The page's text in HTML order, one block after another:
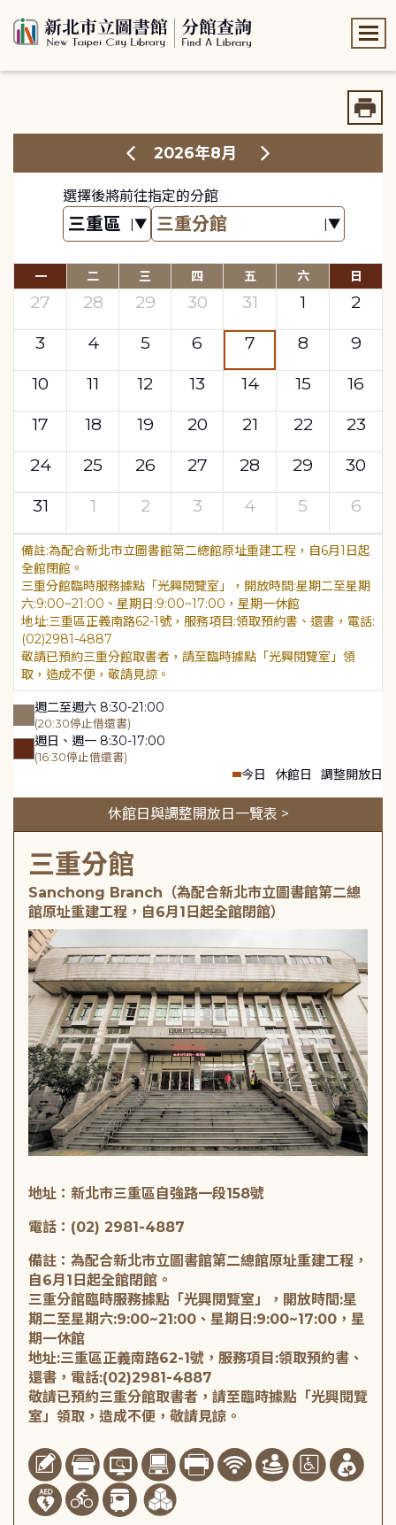
2026年8月
選擇後將前往指定的分館
一 二 三 四 五 六 日
27 28 29 30 31 1
2
3
4 5 6 7 8
9
10
11 12 13 14 15
16
17
18 19 20 21 22
23
24
25 26 27 28 29
30
31
1 2 3 4 5 6
為配合新北市立圖書館第二總館原址重建工程，自6月1日起
全館閉館。
三重分館臨時服務據點「光興閱覽室」，開放時間:星期二至星期
六:9:00~21:00、星期日:9:00~17:00，星期一休館
地址:三重區正義南路62-1號，服務項目:領取預約書、還書，電話:
(02)2981-4887
敬請已預約三重分館取書者，請至臨時據點「光興閱覽室」領
取，造成不便，敬請見諒。
週二至週六 8:30-21:00
(20:30停止借還書)
週日、週一 8:30-17:00
(16:30停止借還書)
今日 休館日 調整開放日
休館日與調整開放日一覽表 >
三重分館
Sanchong Branch（為配合新北市立圖書館第二總
館原址重建工程，自6月1日起全館閉館）
地址：新北市三重區自強路一段158號
電話：(02) 2981-4887
備註：為配合新北市立圖書館第二總館原址重建工程，
自6月1日起全館閉館。
三重分館臨時服務據點「光興閱覽室」，開放時間:星
期二至星期六:9:00~21:00、星期日:9:00~17:00，星
期一休館
地址:三重區正義南路62-1號，服務項目:領取預約書、
還書，電話:(02)2981-4887
敬請已預約三重分館取書者，請至臨時據點「光興閱覽
室」領取，造成不便，敬請見諒。